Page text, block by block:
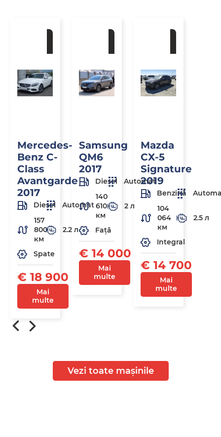
Mercedes-
Benz C-
Class
Avantgarde
2017
Diesel
Automat
157
800
км
2.2 л
Spate
€ 18 900
Mai
multe
Samsung
QM6
2017
Diesel
Automat
140
610
км
2 л
Față
€ 14 000
Mai
multe
Mazda
CX-5
Signature
2019
Benzină
104
064
км
2.5 л
Integral
€ 14 700
Mai
multe
Vezi toate mașinile